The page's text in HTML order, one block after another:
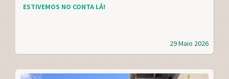
29 Maio 2026
ESTIVEMOS NO CONTA LÁ!